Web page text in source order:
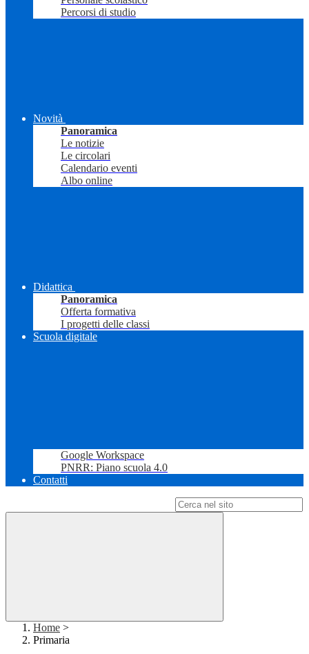
Percorsi di studio
Novità
Panoramica
Le notizie
Le circolari
Calendario eventi
Albo online
Didattica
Panoramica
Offerta formativa
I progetti delle classi
Scuola digitale
Google Workspace
PNRR: Piano scuola 4.0
Contatti
Home >
Primaria